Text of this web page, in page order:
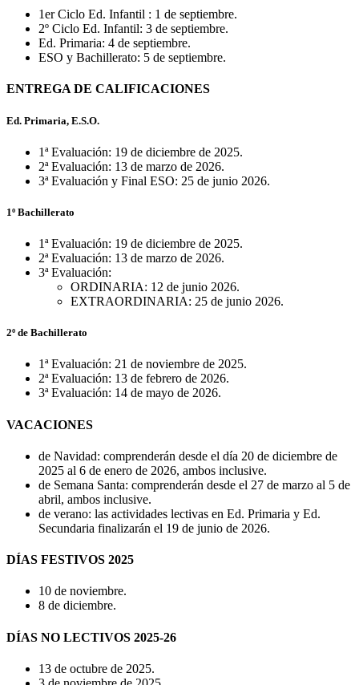
1er Ciclo Ed. Infantil : 1 de septiembre.
2º Ciclo Ed. Infantil: 3 de septiembre.
Ed. Primaria: 4 de septiembre.
ESO y Bachillerato: 5 de septiembre.
ENTREGA DE CALIFICACIONES
Ed. Primaria, E.S.O.
1ª Evaluación: 19 de diciembre de 2025.
2ª Evaluación: 13 de marzo de 2026.
3ª Evaluación y Final ESO: 25 de junio 2026.
1º Bachillerato
1ª Evaluación: 19 de diciembre de 2025.
2ª Evaluación: 13 de marzo de 2026.
3ª Evaluación:
ORDINARIA: 12 de junio 2026.
EXTRAORDINARIA: 25 de junio 2026.
2º de Bachillerato
1ª Evaluación: 21 de noviembre de 2025.
2ª Evaluación: 13 de febrero de 2026.
3ª Evaluación: 14 de mayo de 2026.
VACACIONES
de Navidad: comprenderán desde el día 20 de diciembre de
2025 al 6 de enero de 2026, ambos inclusive.
de Semana Santa: comprenderán desde el 27 de marzo al 5 de
abril, ambos inclusive.
de verano: las actividades lectivas en Ed. Primaria y Ed.
Secundaria finalizarán el 19 de junio de 2026.
DÍAS FESTIVOS 2025
10 de noviembre.
8 de diciembre.
DÍAS NO LECTIVOS 2025-26
13 de octubre de 2025.